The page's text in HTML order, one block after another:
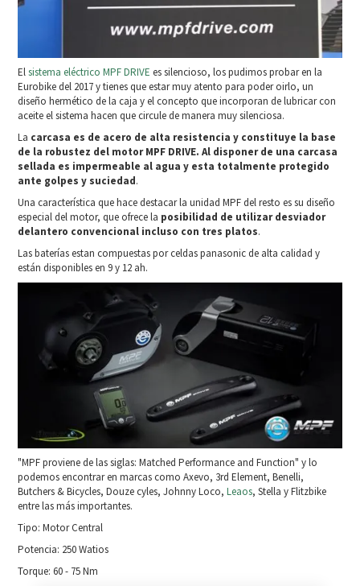
Elsistema eléctrico MPF DRIVE es silencioso, los pudimos probar en la
Eurobike del 2017 y tienes que estar muy atento para poder oirlo, un
diseño hermético de la caja y el concepto que incorporan de lubricar con
aceite el sistema hacen que circule de manera muy silenciosa.
La carcasa es de acero de alta resistencia y constituye la base
de la robustez del motor MPF DRIVE. Al disponer de una carcasa
sellada es impermeable al agua y esta totalmente protegido
ante golpes y suciedad.
Una característica que hace destacar la unidad MPF del resto es su diseño
especial del motor, que ofrece la posibilidad de utilizar desviador
delantero convencional incluso con tres platos.
Las baterías estan compuestas por celdas panasonic de alta calidad y
están disponibles en 9 y 12 ah.
"MPF proviene de las siglas: Matched Performance and Function" y lo
podemos encontrar en marcas como Axevo, 3rd Element, Benelli,
Butchers & Bicycles, Douze cyles, Johnny Loco,Leaos, Stella y Flitzbike
entre las más importantes.
Tipo: Motor Central
Potencia: 250 Watios
Torque: 60 - 75 Nm